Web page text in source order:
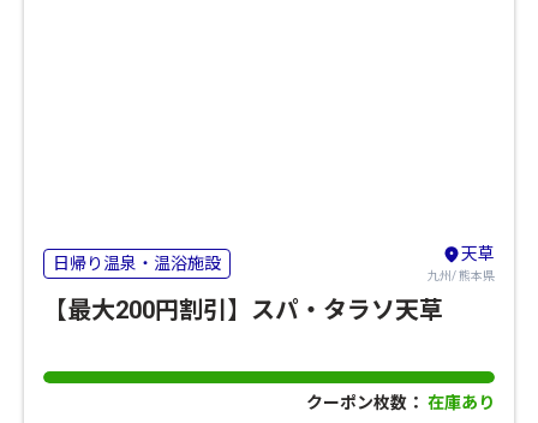
日帰り温泉・温浴施設 天草
九州/ 熊本県
【最大200円割引】スパ・タラソ天草
クーポン枚数： 在庫あり